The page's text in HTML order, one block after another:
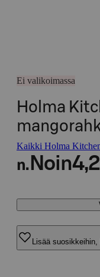
Ei valikoimassa
Holma
Kaikki Holma
n. Noin
Lisää